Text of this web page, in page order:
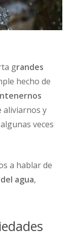
grandes
hecho de
aliviarnos y
veces
a hablar de
agua,